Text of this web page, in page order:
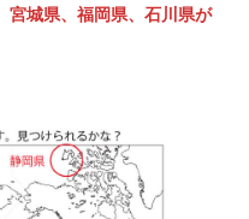
城県、福岡県、石川県が